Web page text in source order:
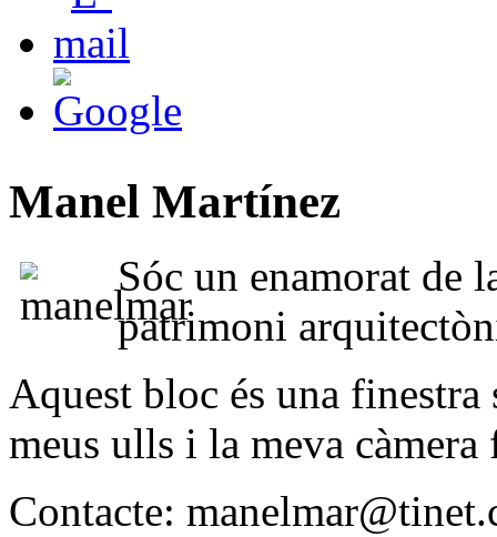
Manel Martínez
Sóc un enamorat de
patrimoni
Aquest bloc és una
meus ulls i la meva
Contacte: